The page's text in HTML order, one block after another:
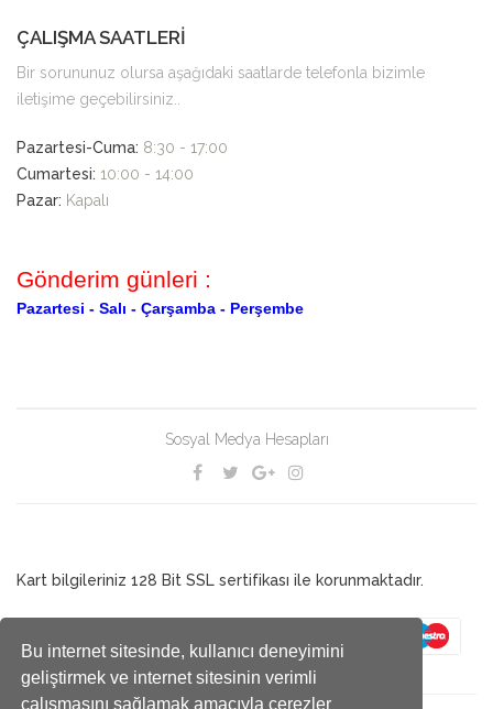
Bu internet sitesinde, kullanıcı deneyimini
geliştirmek ve internet sitesinin verimli
çalışmasını sağlamak amacıyla çerezler
ÇALIŞMA SAATLERİ
Bir sorununuz olursa aşağıdaki saatlarde telefonla bizimle
iletişime geçebilirsiniz..
Pazartesi-Cuma: 8:30 - 17:00
Cumartesi: 10:00 - 14:00
Pazar: Kapalı
Gönderim günleri :
Pazartesi - Salı - Çarşamba - Perşembe
Sosyal Medya Hesapları
Kart bilgileriniz 128 Bit SSL sertifikası ile korunmaktadır.